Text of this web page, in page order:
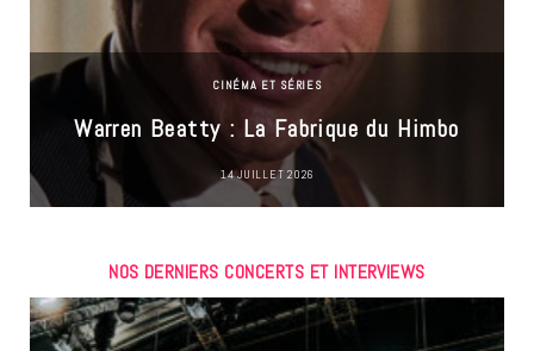
CINÉMA ET SÉRIES
Warren Beatty : La Fabrique du Himbo
14 JUILLET 2026
NOS DERNIERS CONCERTS ET INTERVIEWS